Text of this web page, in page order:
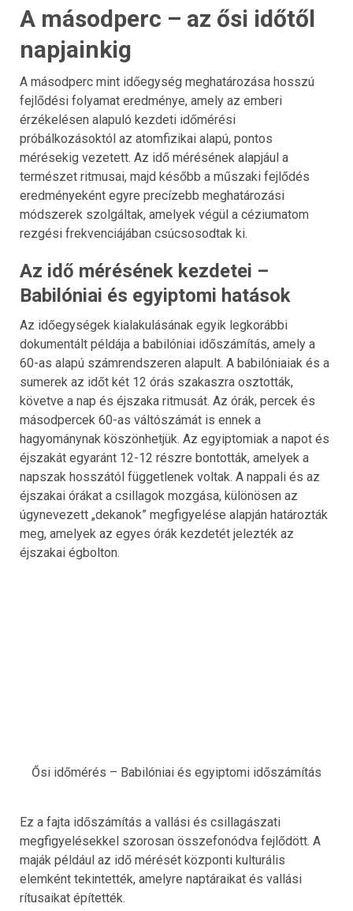
A másodperc – az ősi időtől
napjainkig
A másodperc mint időegység meghatározása hosszú
fejlődési folyamat eredménye, amely az emberi
érzékelésen alapuló kezdeti időmérési
próbálkozásoktól az atomfizikai alapú, pontos
mérésekig vezetett. Az idő mérésének alapjául a
természet ritmusai, majd később a műszaki fejlődés
eredményeként egyre precízebb meghatározási
módszerek szolgáltak, amelyek végül a céziumatom
rezgési frekvenciájában csúcsosodtak ki.
Az idő mérésének kezdetei –
Babilóniai és egyiptomi hatások
Az időegységek kialakulásának egyik legkorábbi
dokumentált példája a babilóniai időszámítás, amely a
60-as alapú számrendszeren alapult. A babilóniaiak és a
sumerek az időt két 12 órás szakaszra osztották,
követve a nap és éjszaka ritmusát. Az órák, percek és
másodpercek 60-as váltószámát is ennek a
hagyománynak köszönhetjük. Az egyiptomiak a napot és
éjszakát egyaránt 12-12 részre bontották, amelyek a
napszak hosszától függetlenek voltak. A nappali és az
éjszakai órákat a csillagok mozgása, különösen az
úgynevezett „dekanok” megfigyelése alapján határozták
meg, amelyek az egyes órák kezdetét jelezték az
éjszakai égbolton.
Ősi időmérés – Babilóniai és egyiptomi időszámítás
Ez a fajta időszámítás a vallási és csillagászati
megfigyelésekkel szorosan összefonódva fejlődött. A
maják például az idő mérését központi kulturális
elemként tekintették, amelyre naptáraikat és vallási
rítusaikat építették.